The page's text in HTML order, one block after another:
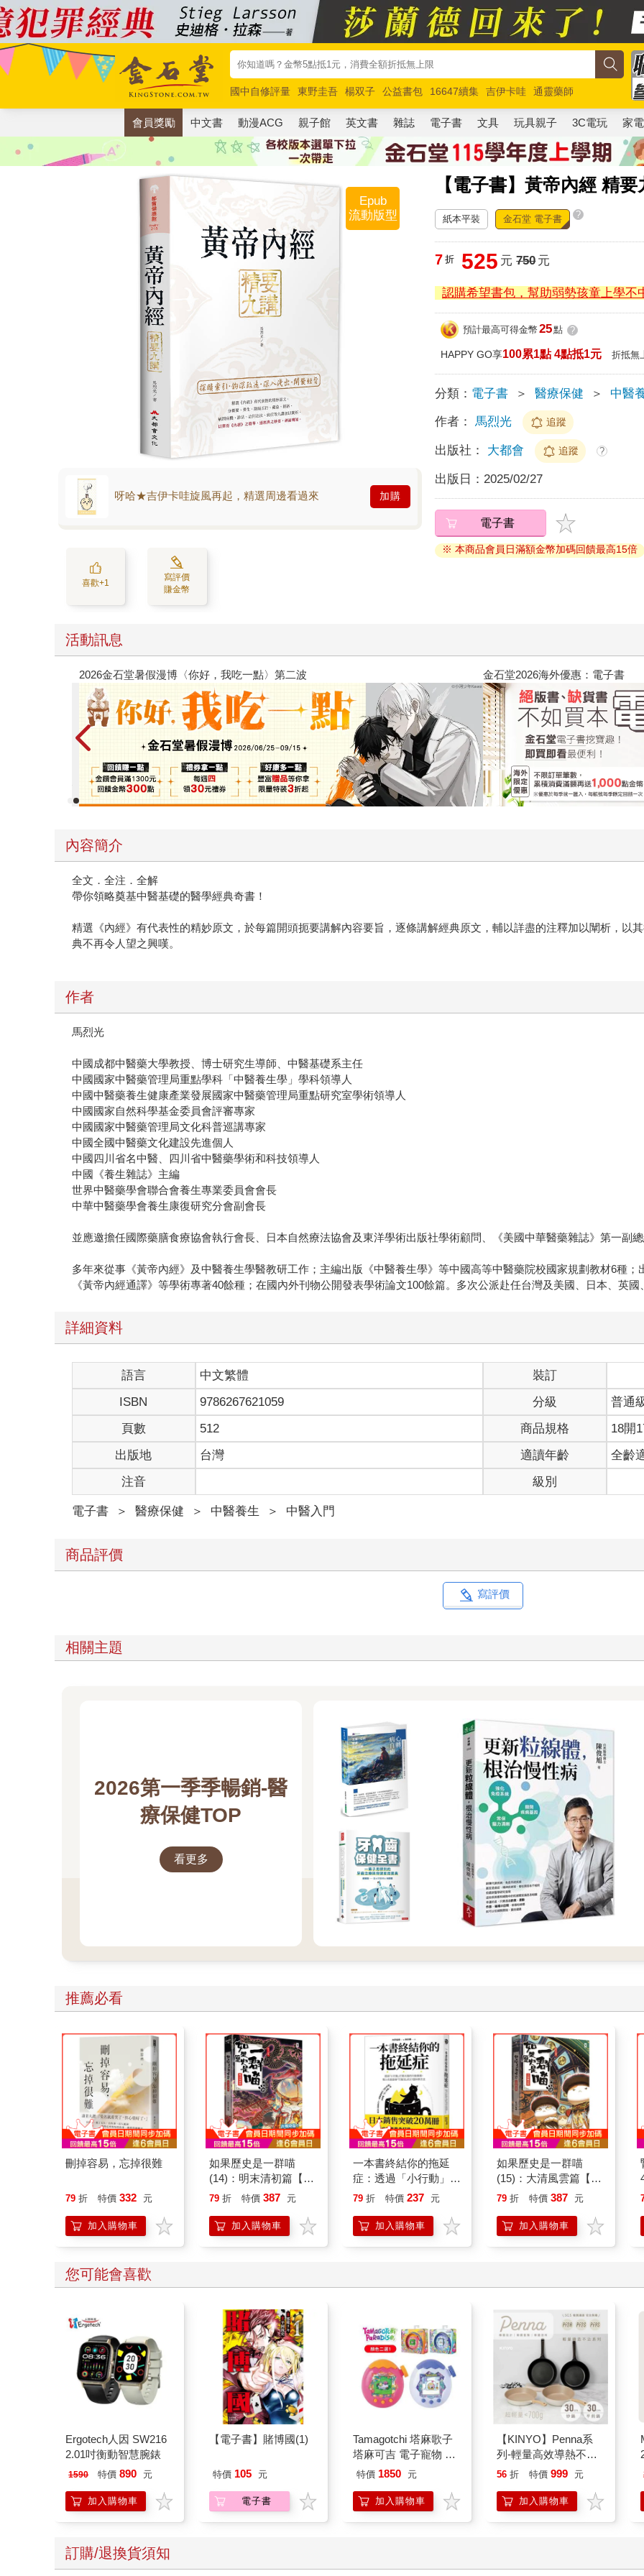
國中自修評量 東野圭吾 楊双子 公益書包 16647續集 吉伊卡哇
通靈藥師
唯紅花綻放
奧德賽 路邊攤新作 馬斯克 玩具總動員5 超慢跑
會員獎勵 中文書 動漫ACG 親子館 英文書 雜誌 電子書 文具 玩具親子 3C電玩 家電
【電子書】黃帝內經 精要
Epub
流動版型
呀哈★吉伊卡哇旋風再起，精選周邊看過來 加購
喜歡+1
寫評價
賺金幣
紙本平裝 金石堂 電子書 ?
7 折 525 元 750元
認購希望書包，幫助弱勢孩童上學不
預計最高可得金幣 25點 ?
HAPPY GO享100累1點 4點抵1元 折抵無
分類： 電子書 ＞ 醫療保健 ＞ 中醫
作者： 馬烈光 追蹤
出版社： 大都會 追蹤 ?
出版日： 2025/02/27
電子書
※ 本商品會員日滿額金幣加碼回饋最高15倍
活動訊息
【父親節禮物展】5折起，滿888送88點金幣 春光ｘ奇幻基地｜全書系展
內容簡介
全文．全注．全解
帶你領略奠基中醫基礎的醫學經典奇書！
精選《內經》有代表性的精妙原文，於每篇開頭扼要講解內容要旨，逐條講解經典原文，輔以詳盡的注釋加以闡析，以
典不再令人望之興嘆。
作者
馬烈光
中國成都中醫藥大學教授、博士研究生導師、中醫基礎系主任
中國國家中醫藥管理局重點學科「中醫養生學」學科領導人
中國中醫藥養生健康產業發展國家中醫藥管理局重點研究室學術領導人
中國國家自然科學基金委員會評審專家
中國國家中醫藥管理局文化科普巡講專家
中國全國中醫藥文化建設先進個人
中國四川省名中醫、四川省中醫藥學術和科技領導人
中國《養生雜誌》主編
世界中醫藥學會聯合會養生專業委員會會長
中華中醫藥學會養生康復研究分會副會長
並應邀擔任國際藥膳食療協會執行會長、日本自然療法協會及東洋學術出版社學術顧問、《美國中華醫藥雜誌》第一副
多年來從事《黃帝內經》及中醫養生學醫教研工作；主編出版《中醫養生學》等中國高等中醫藥院校國家規劃教材6種
《黃帝內經通譯》等學術專著40餘種；在國內外刊物公開發表學術論文100餘篇。多次公派赴任台灣及美國、日本、英
詳細資料
語言 中文繁體
裝訂
ISBN
9786267621059 分級
普通
頁數
512 商品規格
18開
出版地
台灣 適讀年齡
全齡
注音
級別
電子書 ＞ 醫療保健 ＞ 中醫養生 ＞ 中醫入門
商品評價
寫評價
相關主題
2026第一季季暢銷-醫
療保健TOP
看更多
推薦必看
刪掉容易，忘掉很難
79 折 特價 332 元
加入購物車
如果歷史是一群喵
(14)：明末清初篇【萌
貓漫畫學歷史】
79 折 特價 387 元
加入購物車
一本書終結你的拖延
症：透過「小行動」打
開大腦的行動開關，懶
的37個科學方法
79 折 特價 237 元
加入購物車
如果歷史是一群喵
(15)：大清風雲篇【萌
貓漫畫學歷史】
79 折 特價 387 元
加入購物車
您可能會喜歡
Ergotech人因 SW216
2.01吋衡動智慧腕錶
1590 特價 890 元
加入購物車
【電子書】賭博國(1)
特價 105 元
電子書
Tamagotchi 塔麻歌子
塔麻可吉 電子寵物 樂
園系列（熱帶橙果／極
特價 1850 元
加入購物車
【KINYO】Penna系
列-輕量高效導熱不沾
平煎鍋30cm
56 折 特價 999 元
加入購物車
訂購/退換貨須知